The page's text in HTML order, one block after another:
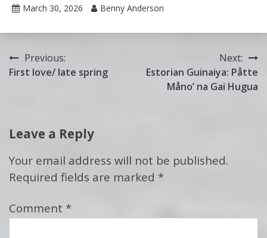
March 30, 2026 Benny Anderson
Post
navigation
Previous:
First love/ late spring
Next:
Estorian Guinaiya: Påtte
Måno’ na Gai Hugua
Leave a Reply
Your email address will not be published.
Required fields are marked *
Comment *